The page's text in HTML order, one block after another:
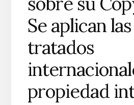
Se aplican
tratados
propiedad